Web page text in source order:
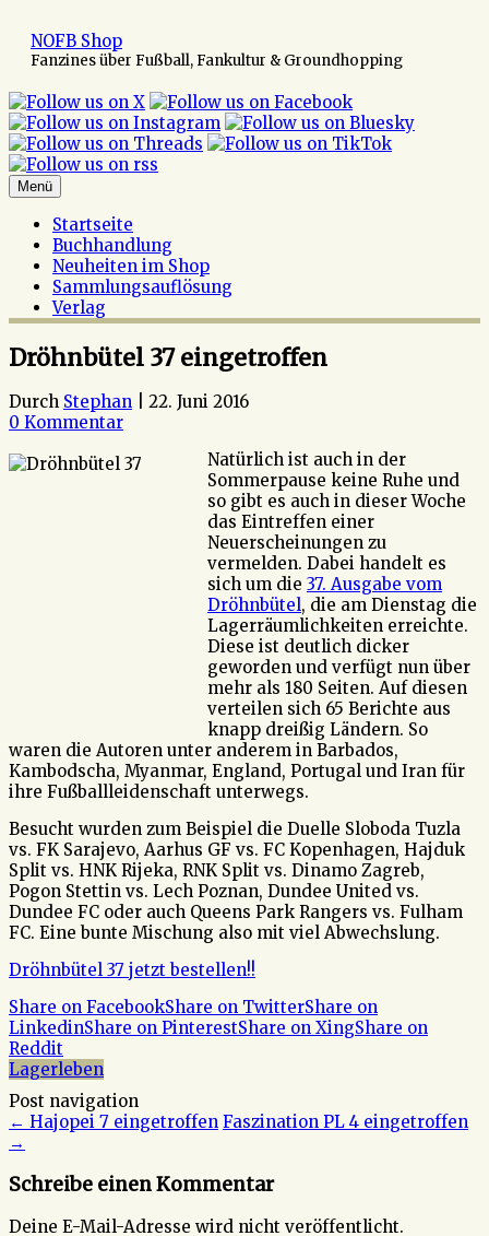
Inhalt
springen
NOFB Shop
Fanzines über Fußball, Fankultur & Groundhopping
Menü
Startseite
Buchhandlung
Neuheiten im Shop
Sammlungsauflösung
Verlag
Dröhnbütel 37 eingetroffen
Durch Stephan
22. Juni 2016
0 Kommentar
Natürlich ist auch in der
Sommerpause keine Ruhe und
so gibt es auch in dieser Woche
das Eintreffen einer
Neuerscheinungen zu
vermelden. Dabei handelt es
sich um die 37. Ausgabe vom
Dröhnbütel, die am Dienstag die
Lagerräumlichkeiten erreichte.
Diese ist deutlich dicker
geworden und verfügt nun über
mehr als 180 Seiten. Auf diesen
verteilen sich 65 Berichte aus
knapp dreißig Ländern. So
waren die Autoren unter anderem in Barbados,
Kambodscha, Myanmar, England, Portugal und Iran für
ihre Fußballleidenschaft unterwegs.
Besucht wurden zum Beispiel die Duelle Sloboda Tuzla
vs. FK Sarajevo, Aarhus GF vs. FC Kopenhagen, Hajduk
Split vs. HNK Rijeka, RNK Split vs. Dinamo Zagreb,
Pogon Stettin vs. Lech Poznan, Dundee United vs.
Dundee FC oder auch Queens Park Rangers vs. Fulham
FC. Eine bunte Mischung also mit viel Abwechslung.
Dröhnbütel 37 jetzt bestellen!!
Share on FacebookShare on TwitterShare on
LinkedinShare on PinterestShare on XingShare on
Reddit
Lagerleben
Post navigation
← Hajopei 7 eingetroffen Faszination PL 4 eingetroffen
→
Schreibe einen Kommentar
Deine E-Mail-Adresse wird nicht veröffentlicht.